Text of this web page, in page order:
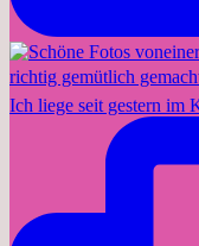
Ich liege seit gestern im